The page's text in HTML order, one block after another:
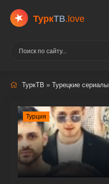
ТуркТВ.love
ТуркТВ » Турецкие сериалы
Турция